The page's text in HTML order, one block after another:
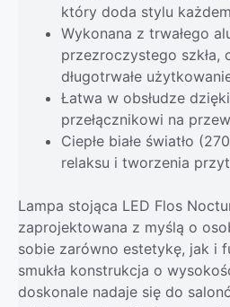
który doda stylu
Wykonana z trwałego
przezroczystego szkła,
długotrwałe
Łatwa w obsłudze
przełącznikowi na
Ciepłe białe światło
relaksu i tworzenia
Lampa stojąca LED Flos
zaprojektowana z myślą o
sobie zarówno estetykę, jak i
smukła konstrukcja o
doskonale nadaje się do